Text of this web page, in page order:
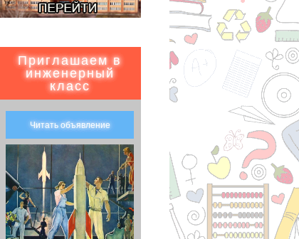
Приглашаем в
инженерный
класс
Читать объявление